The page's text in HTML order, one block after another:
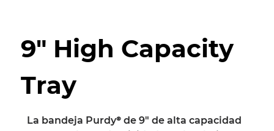
9" High Capacity
Tray
La bandeja Purdy® de 9" de alta capacidad